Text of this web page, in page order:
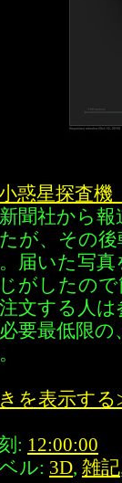
惑星探査機
聞社から
が、その
届いた写
がしたの
文する人
要最低限
を表示す
: 12:00:00
ル: 3D, 雑記